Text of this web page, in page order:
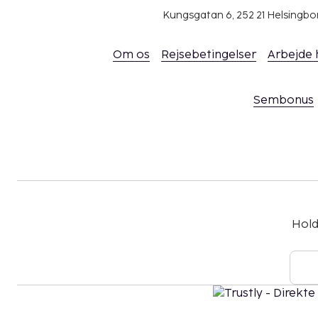
Kungsgatan 6, 252 21
Om os Rejsebetingelser Arbejde
Sembonus